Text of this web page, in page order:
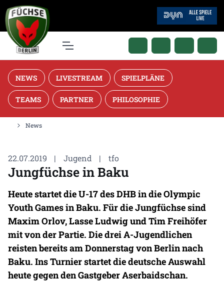
NEWS LIVESTREAM SPIELPLÄNE
TEAMS PARTNER PHILOSOPHIE
News
22.07.2019 | Jugend | tfo
Jungfüchse in Baku
Heute startet die U-17 des DHB in die Olympic
Youth Games in Baku. Für die Jungfüchse sind
Maxim Orlov, Lasse Ludwig und Tim Freihöfer
mit von der Partie. Die drei A-Jugendlichen
reisten bereits am Donnerstag von Berlin nach
Baku. Ins Turnier startet die deutsche Auswahl
heute gegen den Gastgeber Aserbaidschan.